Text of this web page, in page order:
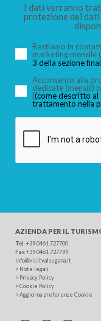
I dati verranno
protezione dei
Restiamo in
marketing mensile
3 della sezione
Acconsento alla
dedicate (mensili)
[(come descritto al
trattamento nella
AZIENDA PER IL
Tel +39 0461 727700
Fax+39 0461 727799
info@visitvalsugana.it
> Note legali
> Privacy Policy
>Cookie Policy
>Aggiorna preferenze Cookie